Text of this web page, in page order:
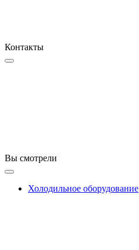
Контакты
Вы смотрели
Холодильное оборудование